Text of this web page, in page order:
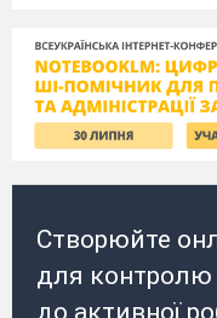
Створюйте
для контролю
до активної